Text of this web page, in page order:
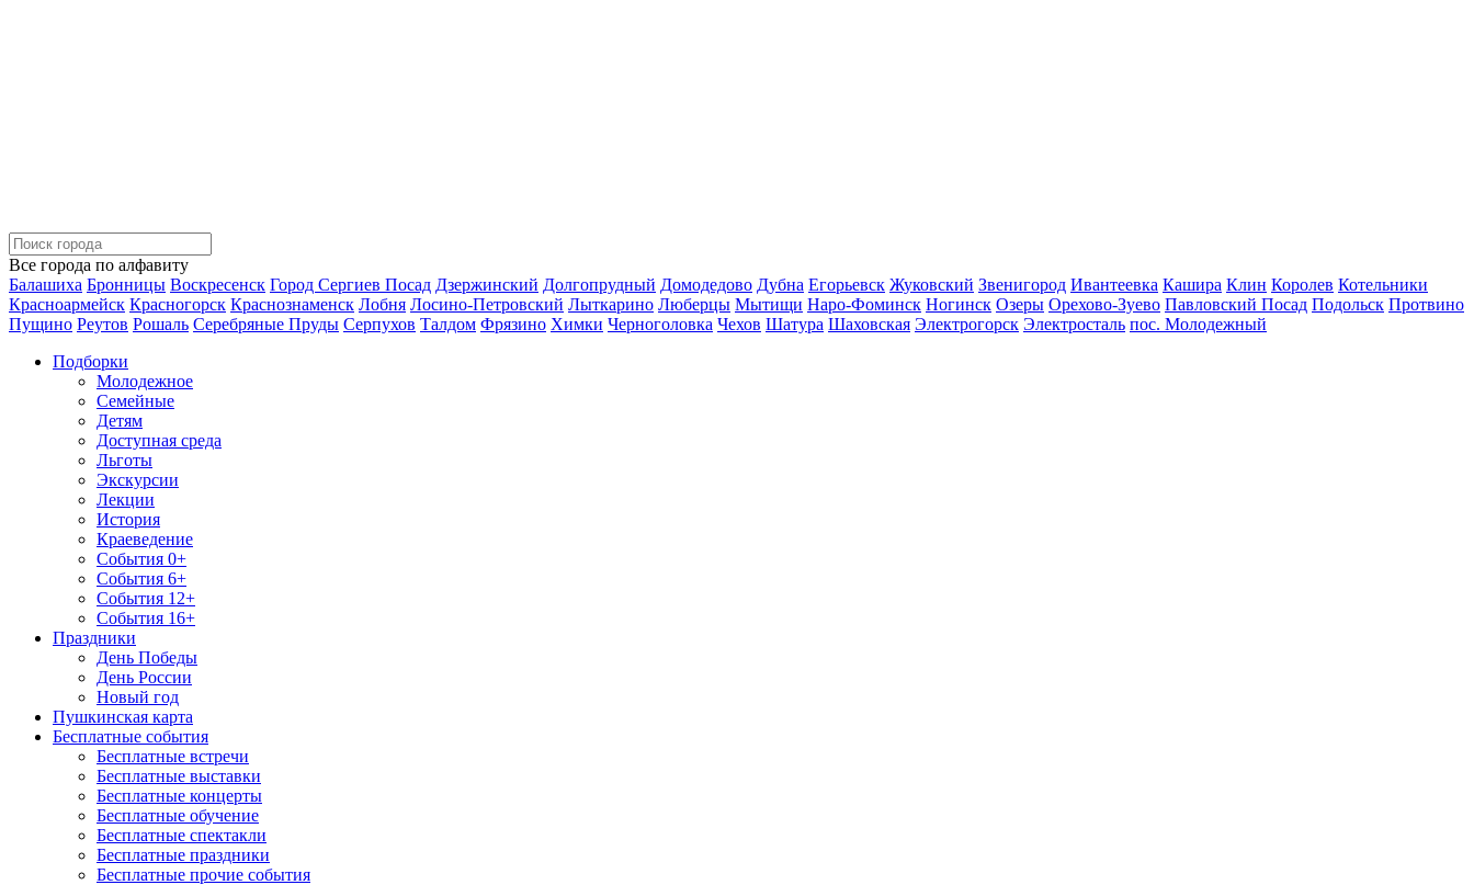
Все города по алфавиту
Балашиха Бронницы Воскресенск Город Сергиев Посад Дзержинский Долгопрудный Домодедово Дубна Егорьевск Жуковский Звенигород Ивантеевка Кашира Клин Королев Котельники
Красноармейск Красногорск Краснознаменск Лобня Лосино-Петровский Лыткарино Люберцы Мытищи Наро-Фоминск Ногинск Озеры Орехово-Зуево Павловский Посад Подольск Протвино
Пущино Реутов Рошаль Серебряные Пруды Серпухов Талдом Фрязино Химки Черноголовка Чехов Шатура Шаховская Электрогорск Электросталь пос. Молодежный
Подборки
Молодежное
Семейные
Детям
Доступная среда
Льготы
Экскурсии
Лекции
История
Краеведение
События 0+
События 6+
События 12+
События 16+
Праздники
День Победы
День России
Новый год
Пушкинская карта
Бесплатные события
Бесплатные встречи
Бесплатные выставки
Бесплатные концерты
Бесплатные обучение
Бесплатные спектакли
Бесплатные праздники
Бесплатные прочие события